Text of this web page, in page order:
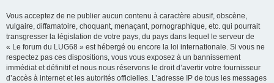
Vous acceptez de ne publier aucun contenu à caractère abusif, obscène,
vulgaire, diffamatoire, choquant, menaçant, pornographique, etc. qui pourrait
transgresser la législation de votre pays, du pays dans lequel le serveur de
« Le forum du LUG68 » est hébergé ou encore la loi internationale. Si vous ne
respectez pas ces dispositions, vous vous exposez à un bannissement
immédiat et définitif et nous nous réservons le droit d’avertir votre fournisseur
d’accès à internet et les autorités officielles. L’adresse IP de tous les messages